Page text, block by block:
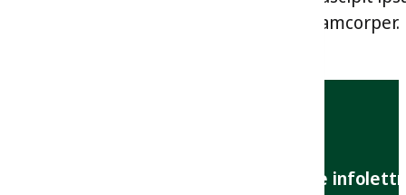
tempus vehicula neque quis ullamcorper.
Inscrivez-vous à notre